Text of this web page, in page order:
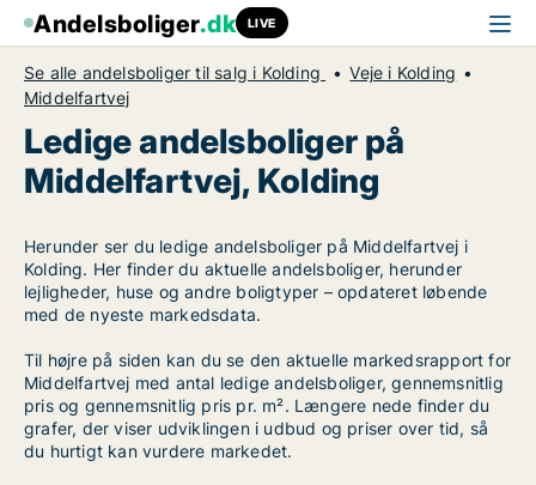
Andelsboliger.dk LIVE
Se alle andelsboliger til salg i Kolding
Veje i Kolding
Middelfartvej
Ledige andelsboliger på
Middelfartvej, Kolding
Herunder ser du ledige andelsboliger på Middelfartvej i
Kolding. Her finder du aktuelle andelsboliger, herunder
lejligheder, huse og andre boligtyper – opdateret løbende
med de nyeste markedsdata.
Til højre på siden kan du se den aktuelle markedsrapport for
Middelfartvej med antal ledige andelsboliger, gennemsnitlig
pris og gennemsnitlig pris pr. m². Længere nede finder du
grafer, der viser udviklingen i udbud og priser over tid, så
du hurtigt kan vurdere markedet.